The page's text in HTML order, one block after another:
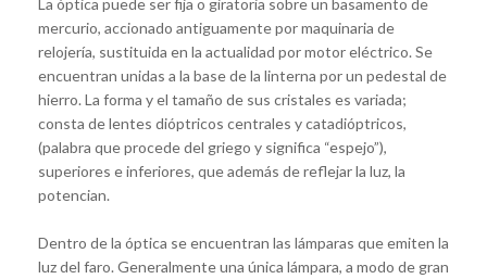
mercurio, accionado antiguamente por maquinaria de
relojería, sustituida en la actualidad por motor eléctrico. Se
encuentran unidas a la base de la linterna por un pedestal de
hierro. La forma y el tamaño de sus cristales es variada;
consta de lentes dióptricos centrales y catadióptricos,
(palabra que procede del griego y significa “espejo”),
superiores e inferiores, que además de reflejar la luz, la
potencian.
Dentro de la óptica se encuentran las lámparas que emiten la
luz del faro. Generalmente una única lámpara, a modo de gran